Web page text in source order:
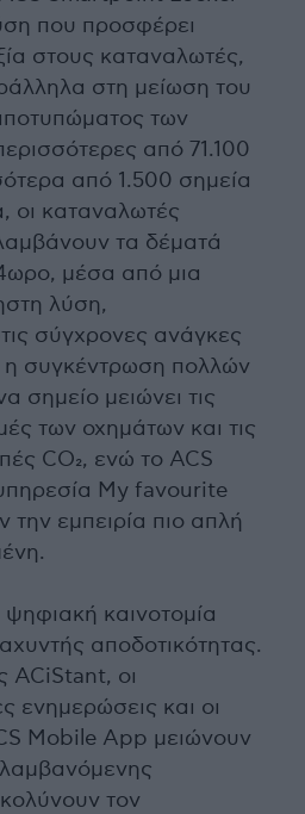
που προσφέρει
στους καταναλωτές,
στη μείωση του
των
από 71.100
από 1.500 σημεία
οι καταναλωτές
τα δέματά
μέσα από μια
λύση,
σύγχρονες ανάγκες
η συγκέντρωση πολλών
σημείο μειώνει τις
των οχημάτων και τις
CO₂, ενώ το ACS
My favourite
εμπειρία πιο απλή
ψηφιακή καινοτομία
αποδοτικότητας.
ACiStant, οι
ενημερώσεις και οι
Mobile App μειώνουν
τον